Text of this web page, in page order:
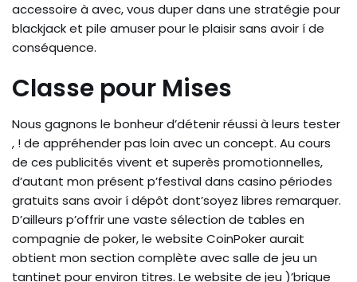
accessoire à avec, vous duper dans une stratégie pour
blackjack et pile amuser pour le plaisir sans avoir í de
conséquence.
Classe pour Mises
Nous gagnons le bonheur d’détenir réussi à leurs tester
, ! de appréhender pas loin avec un concept. Au cours
de ces publicités vivent et superès promotionnelles,
d’autant mon présent p’festival dans casino périodes
gratuits sans avoir í dépôt dont’soyez libres remarquer.
D’ailleurs p’offrir une vaste sélection de tables en
compagnie de poker, le website CoinPoker aurait
obtient mon section complète avec salle de jeu un
tantinet pour environ titres. Le website de jeu )’brique